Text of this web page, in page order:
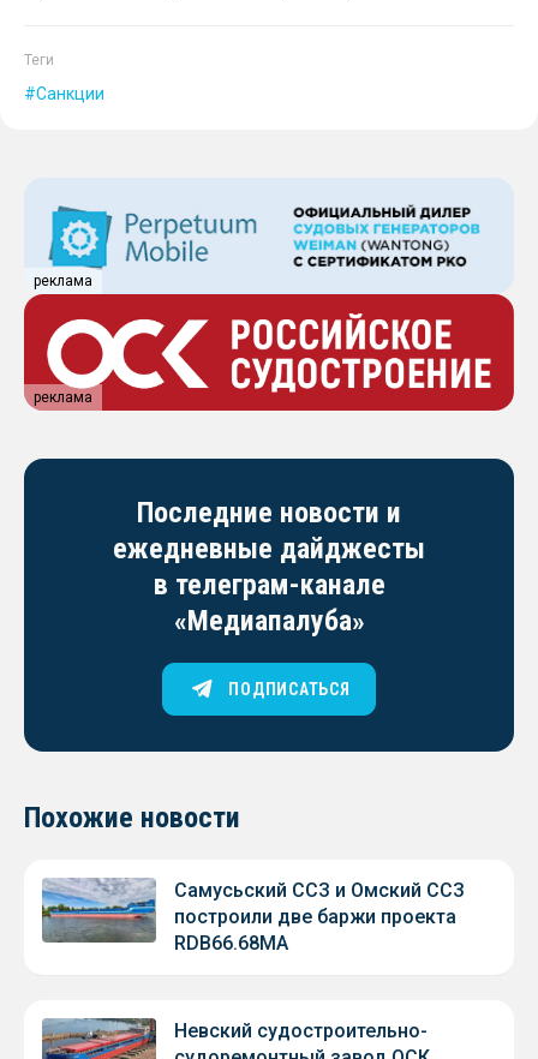
Теги
Санкции
реклама
реклама
Последние новости и
ежедневные дайджесты
в телеграм-канале
«Медиапалуба»
ПОДПИСАТЬСЯ
Похожие новости
Самусьский ССЗ и Омский ССЗ
построили две баржи проекта
RDB66.68МА
Невский судостроительно-